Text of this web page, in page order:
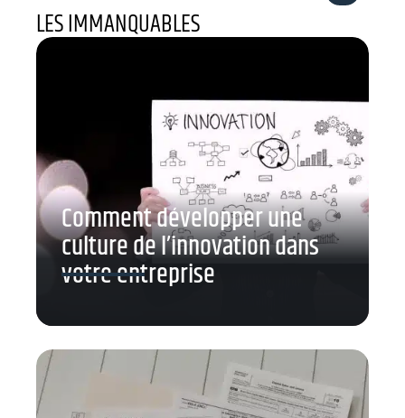
LES IMMANQUABLES
Comment développer une
culture de l’innovation dans
votre entreprise